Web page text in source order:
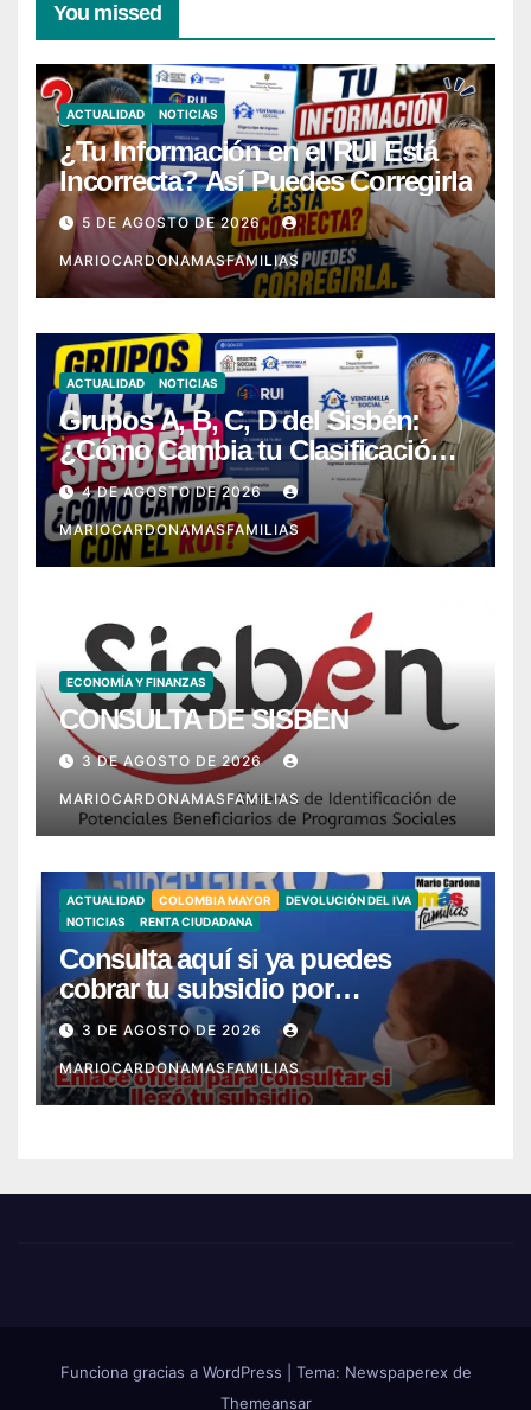
You missed
ACTUALIDAD NOTICIAS
¿Tu Información en el RUI Está
Incorrecta? Así Puedes Corregirla
5 DE AGOSTO DE 2026
MARIOCARDONAMASFAMILIAS
ACTUALIDAD NOTICIAS
Grupos A, B, C, D del Sisbén:
¿Cómo Cambia tu Clasificación
con el RUI?
4 DE AGOSTO DE 2026
MARIOCARDONAMASFAMILIAS
ECONOMÍA Y FINANZAS
CONSULTA DE SISBEN
3 DE AGOSTO DE 2026
MARIOCARDONAMASFAMILIAS
ACTUALIDAD COLOMBIA MAYOR
DEVOLUCIÓN DEL IVA
NOTICIAS
RENTA CIUDADANA
Consulta aquí si ya puedes
cobrar tu subsidio por
SuperGIROS – Ya llegó mi giro
3 DE AGOSTO DE 2026
MARIOCARDONAMASFAMILIAS
Funciona gracias a WordPress
Tema: Newspaperex de
Themeansar